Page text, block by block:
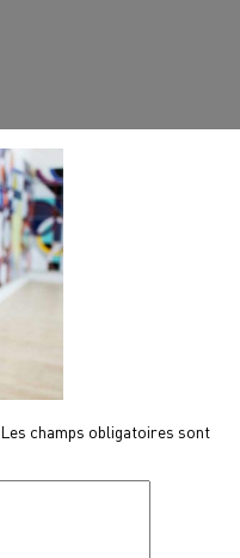
Les champs obligatoires sont